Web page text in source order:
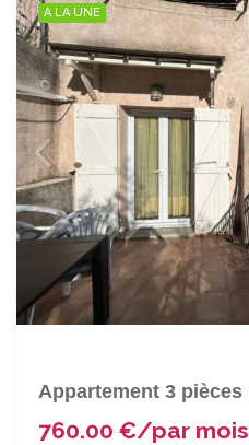
A LA UNE
760.00 €/par mois